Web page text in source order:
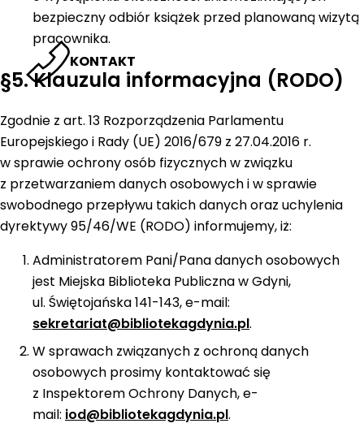
KONTAKT
bezpieczny odbiór książek przed planowaną wizytą
pracownika.
§5. Klauzula informacyjna (RODO)
Zgodnie z art. 13 Rozporządzenia Parlamentu
Europejskiego i Rady (UE) 2016/679 z 27.04.2016 r.
w sprawie ochrony osób fizycznych w związku
z przetwarzaniem danych osobowych i w sprawie
swobodnego przepływu takich danych oraz uchylenia
dyrektywy 95/46/WE (RODO) informujemy, iż:
Administratorem Pani/Pana danych osobowych
jest Miejska Biblioteka Publiczna w Gdyni,
ul. Świętojańska 141-143, e-mail:
sekretariat@bibliotekagdynia.pl.
W sprawach związanych z ochroną danych
osobowych prosimy kontaktować się
z Inspektorem Ochrony Danych, e-
mail: iod@bibliotekagdynia.pl.